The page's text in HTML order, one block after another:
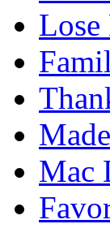
Mac